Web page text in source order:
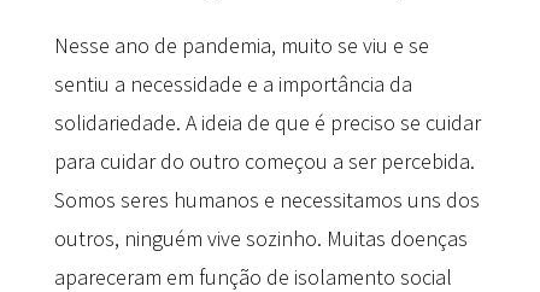
Nesse ano de pandemia, muito se viu e se
sentiu a necessidade e a importância da
solidariedade. A ideia de que é preciso se cuidar
para cuidar do outro começou a ser percebida.
Somos seres humanos e necessitamos uns dos
outros, ninguém vive sozinho. Muitas doenças
apareceram em função de isolamento social